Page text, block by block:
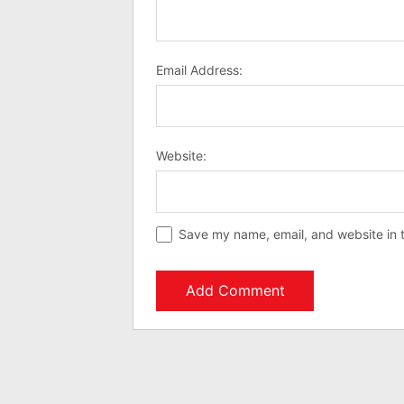
Email Address:
Website:
Save my name, email, and website